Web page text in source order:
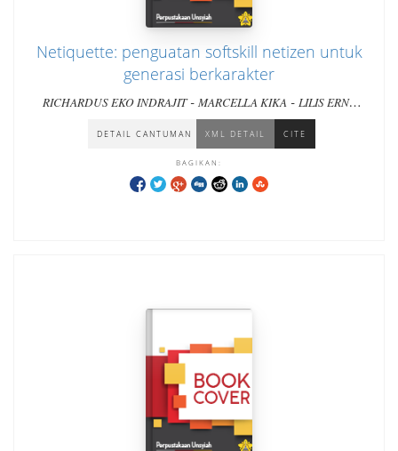
Netiquette: penguatan softskill netizen untuk
generasi berkarakter
RICHARDUS EKO INDRAJIT- MARCELLA KIKA - LILIS ERNA
YULIANTI
DETAIL CANTUMAN XML DETAIL CITE
BAGIKAN: